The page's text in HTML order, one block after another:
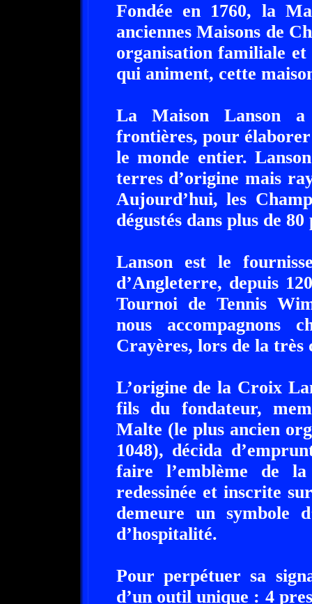
Fondée en 1760, la
anciennes Maisons de
organisation familiale
qui animent, cette
La Maison Lanson
frontières, pour élaborer
le monde entier.
terres d’origine mais
Aujourd’hui, les
dégustés dans plus de 80
Lanson est le
d’Angleterre, depuis
Tournoi de Tennis
nous accompagnons
Crayères, lors de la
L’origine de la Croix
fils du fondateur,
Malte (le plus ancien
1048), décida
faire l’emblème de
redessinée et inscrite
demeure un symbole
d’hospitalité.
Pour perpétuer sa
d’un outil unique : 4